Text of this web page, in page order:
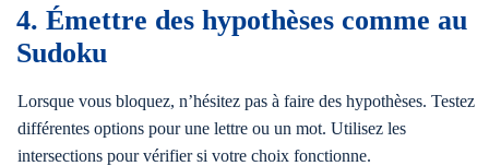
4. Émettre des hypothèses comme au
Sudoku
Lorsque vous bloquez, n’hésitez pas à faire des hypothèses. Testez
différentes options pour une lettre ou un mot. Utilisez les
intersections pour vérifier si votre choix fonctionne.